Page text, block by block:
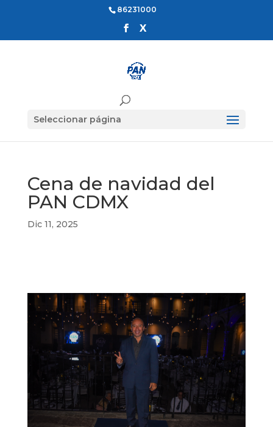
86231000
Seleccionar página
Cena de navidad del
PAN CDMX
Dic 11, 2025